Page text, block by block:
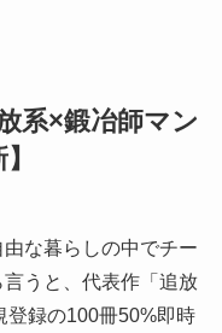
系×鍛冶師マン
な暮らしの中でチー
うと、代表作「追放
登録の100冊50%即時